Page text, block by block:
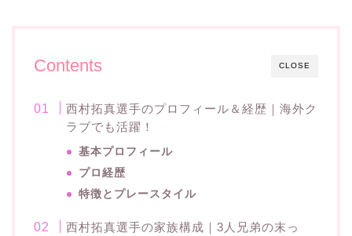
CLOSE
Contents
西村拓真選手のプロフィール＆経歴｜海外ク
ラブでも活躍！
基本プロフィール
プロ経歴
特徴とプレースタイル
西村拓真選手の家族構成｜3人兄弟の末っ